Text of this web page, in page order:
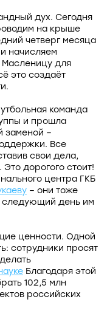
дух. Сегодня
на крыше
четверг месяца
начисляем
для
это создаёт
команда
и прошла
заменой –
Все
свои дела,
дорогого стоит!
центра ГКБ
– они тоже
следующий день им
ценности. Одной
сотрудники просят
Благодаря этой
102,5 млн
российских